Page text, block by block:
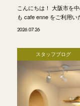
こんにちは！ 大阪市を
も cafe enne をご利用
2026.07.26
スタッフブログ